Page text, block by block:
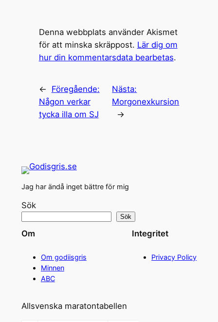
Denna webbplats använder Akismet
för att minska skräppost. Lär dig om
hur din kommentarsdata bearbetas.
←
Föregående:
Någon verkar
tycka illa om SJ
Nästa:
Morgonexkursion
→
Jag har ändå inget bättre för mig
Sök
Sök
Om
Om godiisgris
Minnen
ABC
Integritet
Privacy Policy
Allsvenska maratontabellen